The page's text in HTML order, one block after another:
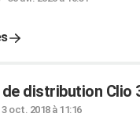
distribution Clio
3 oct. 2018 à 11:16